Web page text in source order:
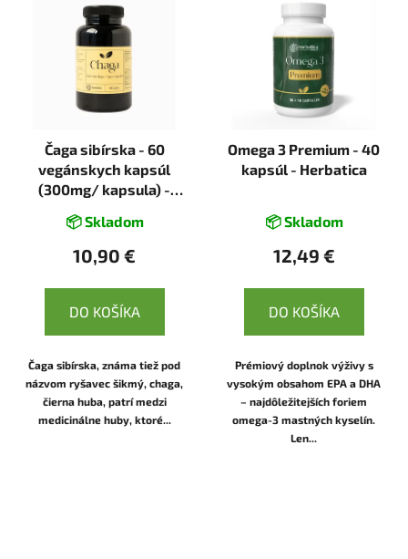
Čaga sibírska - 60
vegánskych kapsúl
(300mg/ kapsula) -
📦 Skladom
10,90 €
DO KOŠÍKA
Čaga sibírska, známa tiež pod
názvom ryšavec šikmý, chaga,
čierna huba, patrí medzi
medicinálne huby, ktoré...
Omega 3 Premium - 40
kapsúl - Herbatica
📦 Skladom
12,49 €
DO KOŠÍKA
Prémiový doplnok výživy s
vysokým obsahom EPA a DHA
– najdôležitejších foriem
omega-3 mastných kyselín.
Len...